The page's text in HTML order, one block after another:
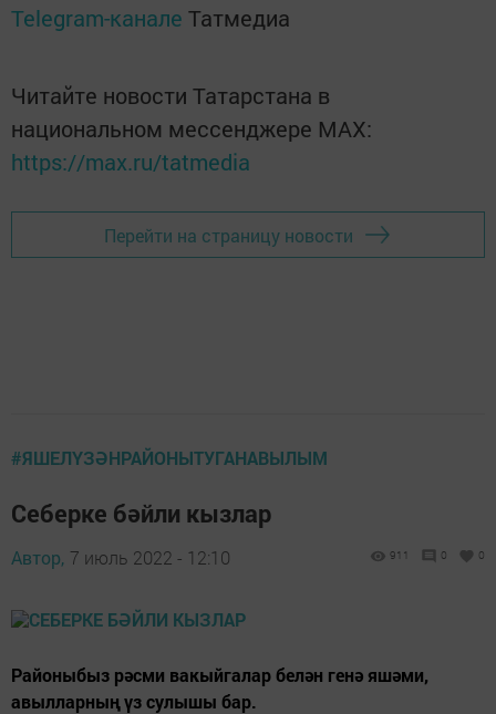
Telegram-канале Татмедиа
Читайте новости Татарстана в
национальном мессенджере MАХ:
https://max.ru/tatmedia
Перейти на страницу новости
#ЯШЕЛҮЗӘНРАЙОНЫТУГАНАВЫЛЫМ
Себерке бәйли кызлар
Автор, 7 июль 2022 - 12:10 911 0 0
Районыбыз рәсми вакыйгалар белән генә яшәми,
авылларның үз сулышы бар.